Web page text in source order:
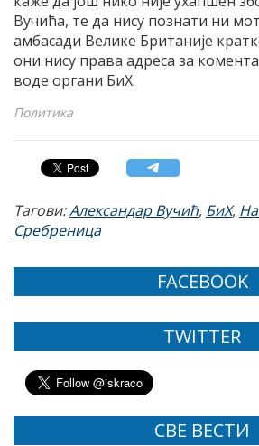
Вучића, те да нису познати ни
амбасади Велике Британије
они нису права адреса за
воде органи БиХ.
Политика
Тагови:Александар Вучић, БиХ,
Сребреница
FACEBOOK
TWITTER
СВЕ ВЕСТИ